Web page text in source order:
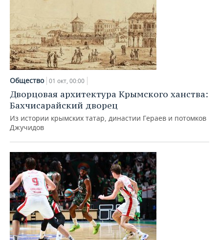
Общество 01 окт, 00:00
Дворцовая архитектура Крымского ханства:
Бахчисарайский дворец
Из истории крымских татар, династии Гераев и потомков
Джучидов